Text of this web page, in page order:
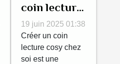
coin lecture
cosy : idées
et
inspirations
19 juin 2025 01:38
Créer un coin
lecture cosy chez
soi est une